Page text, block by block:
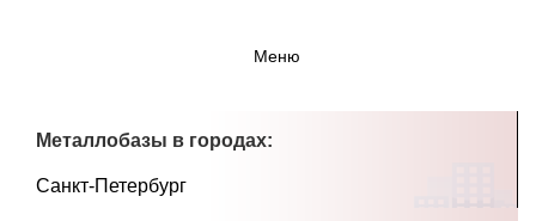
Меню
Металлобазы в городах:
Санкт-Петербург